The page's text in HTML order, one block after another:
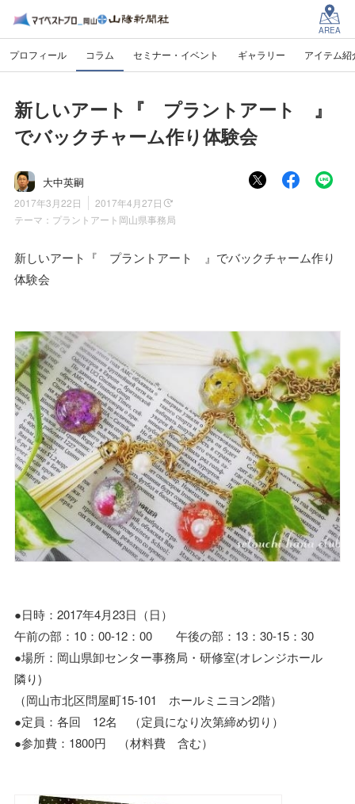
AREA
プロフィール コラム セミナー・イベント ギャラリー アイテム紹
新しいアート『 プラントアート 』
でバックチャーム作り体験会
大中英嗣
2017年3月22日
2017年4月27日
テーマ： プラントアート岡山県事務局
新しいアート『 プラントアート 』でバックチャーム作り
体験会
●日時：2017年4月23日（日）
午前の部：10：00-12：00 午後の部：13：30-15：30
●場所：岡山県卸センター事務局・研修室(オレンジホール
隣り)
（岡山市北区問屋町15-101 ホールミニヨン2階）
●定員：各回 12名 （定員になり次第締め切り）
●参加費：1800円 （材料費 含む）